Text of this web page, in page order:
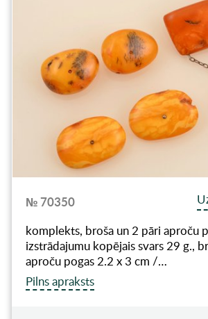
№ 70350
komplekts, broša un 2 pāri aproču
izstrādajumu kopējais svars 29 g.,
aproču pogas 2.2 x 3 cm /…
Pilns apraksts